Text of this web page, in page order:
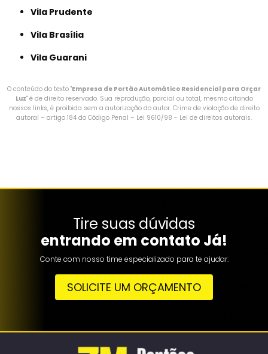
Vila Prudente
Vila Brasília
Vila Guarani
O conteúdo do texto "Empresa de Portão Automático Residencial para Orçar
Luz" é de direito reservado. Sua reprodução, parcial ou total, mesmo citando
nossos links, é proibida sem a autorização do autor. Crime de violação de direito
autoral – artigo 184 do Código Penal – Lei 9610/98 - Lei de direitos autorais.
Tire suas dúvidas
entrando em contato Já!
Conte com nosso time especializado para te ajudar.
SOLICITE UM ORÇAMENTO